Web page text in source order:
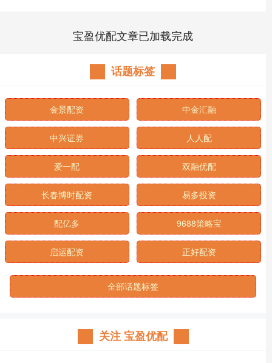
宝盈优配文章已加载完成
话题标签
金景配资 中金汇融
中兴证券 人人配
爱一配 双融优配
长春博时配资 易多投资
配亿多 9688策略宝
启运配资 正好配资
全部话题标签
关注 宝盈优配